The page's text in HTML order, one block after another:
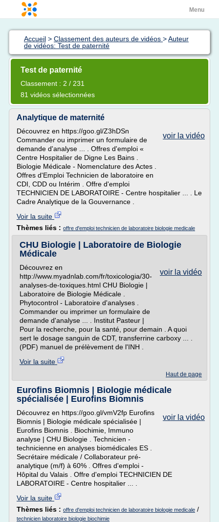
Menu
Accueil > Classement des auteurs de vidéos >Auteur
de vidéos: Test de paternité
Test de paternité
Classement : 2 / 231
81 vidéos sélectionnées
Analytique de maternité
voir la vidéo
Découvrez en https://goo.gl/Z3hDSn
Commander ou imprimer un formulaire de
demande d'analyse ... . Offres d'emploi «
Centre Hospitalier de Digne Les Bains .
Biologie Médicale - Nomenclature des Actes .
Offres d'Emploi Technicien de laboratoire en
CDI, CDD ou Intérim . Offre d'emploi
TECHNICIEN DE LABORATOIRE - Centre hospitalier ... . Le
Cadre Analytique de la Gouvernance .
Voir la suite
Thèmes liés : offre d'emploi technicien de laboratoire biologie medicale
CHU Biologie | Laboratoire de Biologie
Médicale
voir la vidéo
Découvrez en
http://www.myadnlab.com/fr/toxicologia/30-
analyses-de-toxiques.html CHU Biologie |
Laboratoire de Biologie Médicale .
Phytocontrol - Laboratoire d'analyses .
Commander ou imprimer un formulaire de
demande d'analyse ... . Institut Pasteur |
Pour la recherche, pour la santé, pour demain . A quoi
sert le dosage sanguin de CDT, transferrine carboxy ... .
(PDF) manuel de prélèvement de l'INH .
Voir la suite
Haut de page
Eurofins Biomnis | Biologie médicale
spécialisée | Eurofins Biomnis
voir la vidéo
Découvrez en https://goo.gl/vmV2fp Eurofins
Biomnis | Biologie médicale spécialisée |
Eurofins Biomnis . Biochimie, Immuno
analyse | CHU Biologie . Technicien -
technicienne en analyses biomédicales ES .
Secrétaire médicale / Collaborateur pré-
analytique (m/f) à 60% . Offres d'emploi -
Hôpital du Valais . Offre d'emploi TECHNICIEN DE
LABORATOIRE - Centre hospitalier ... .
Voir la suite
Thèmes liés : offre d'emploi technicien de laboratoire biologie medicale /
technicien laboratoire biologie biochimie